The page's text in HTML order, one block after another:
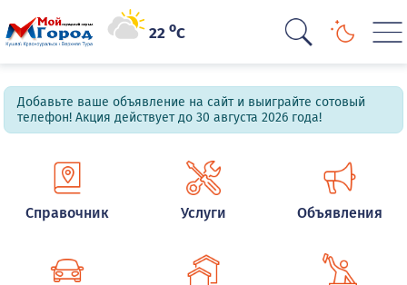
22oC
Добавьте ваше объявление на сайт и выиграйте сотовый
телефон! Акция действует до 30 августа 2026 года!
Справочник Услуги Объявления